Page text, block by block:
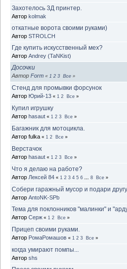
Захотелось 3Д принтер.
Автор kolmak
откатные ворота своими руками)
Автор STROLCH
Где купить искусственный мех?
Автор Andrey (TaNKist)
Досочки
Автор Form « 1 2 3 Все »
Стенд для промывки форсунок
Автор Юрий-13 « 1 2 Все »
Купил игрушку
Автор hasaut « 1 2 3 Все »
Багажник для мотоцикла.
Автор fulka « 1 2 Все »
Верстачок
Автор hasaut « 1 2 3 Все »
Что я делаю на работе?
Автор Лексей 84 « 1 2 3 4 5 6 8 Все »
Собери гаражный мусор и подари
Автор AntoNK-SPb
Тема для поклонников "малинки" и
Автор Серж « 1 2 Все »
Прицеп своими руками.
Автор РомаРомашов « 1 2 3 Все »
когда умирают помпы...
Автор shs